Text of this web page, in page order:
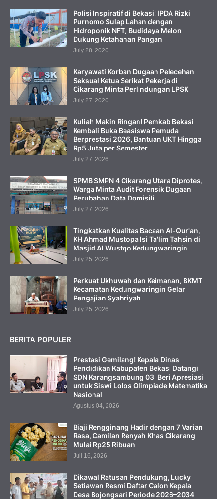
Polisi Inspiratif di Bekasi! IPDA Rizki
Purnomo Sulap Lahan dengan
Hidroponik NFT, Budidaya Melon
Dukung Ketahanan Pangan
July 28, 2026
Karyawati Korban Dugaan Pelecehan
Seksual Ketua Serikat Pekerja di
Cikarang Minta Perlindungan LPSK
July 27, 2026
Kuliah Makin Ringan! Pemkab Bekasi
Kembali Buka Beasiswa Pemuda
Berprestasi 2026, Bantuan UKT Hingga
Rp5 Juta per Semester
July 27, 2026
SPMB SMPN 4 Cikarang Utara Diprotes,
Warga Minta Audit Forensik Dugaan
Perubahan Data Domisili
July 27, 2026
Tingkatkan Kualitas Bacaan Al-Qur'an,
KH Ahmad Mustopa Isi Ta'lim Tahsin di
Masjid Al Wustqo Kedungwaringin
July 25, 2026
Perkuat Ukhuwah dan Keimanan, BKMT
Kecamatan Kedungwaringin Gelar
Pengajian Syahriyah
July 25, 2026
BERITA POPULER
Prestasi Gemilang! Kepala Dinas
Pendidikan Kabupaten Bekasi Datangi
SDN Karangsambung 03, Beri Apresiasi
untuk Siswi Lolos Olimpiade Matematika
Nasional
Agustus 04, 2026
Biaji Rengginang Hadir dengan 7 Varian
Rasa, Camilan Renyah Khas Cikarang
Mulai Rp25 Ribuan
Juli 16, 2026
Dikawal Ratusan Pendukung, Lucky
Setiawan Resmi Daftar Calon Kepala
Desa Bojongsari Periode 2026–2034